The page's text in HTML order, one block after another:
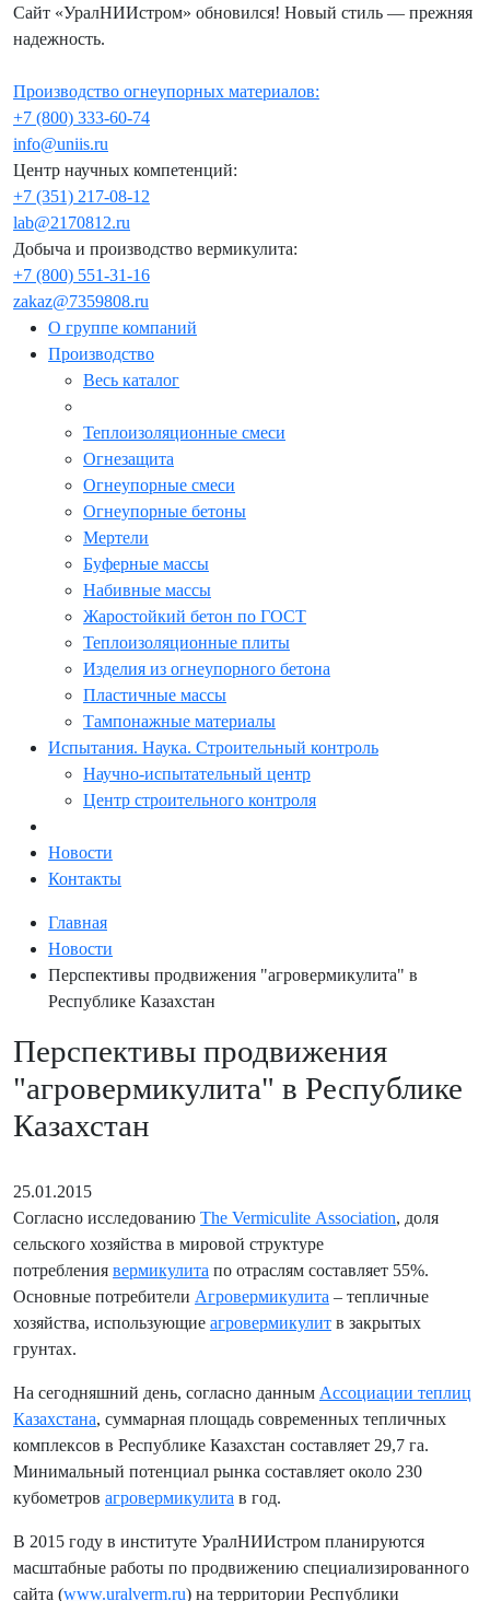
Сайт «УралНИИстром» обновился! Новый стиль — прежняя
надежность.
Производство огнеупорных материалов:
+7 (800) 333-60-74
info@uniis.ru
Центр научных компетенций:
+7 (351) 217-08-12
lab@2170812.ru
Добыча и производство вермикулита:
+7 (800) 551-31-16
zakaz@7359808.ru
О группе компаний
Производство
Весь каталог
Теплоизоляционные смеси
Огнезащита
Огнеупорные смеси
Огнеупорные бетоны
Мертели
Буферные массы
Набивные массы
Жаростойкий бетон по ГОСТ
Теплоизоляционные плиты
Изделия из огнеупорного бетона
Пластичные массы
Тампонажные материалы
Испытания. Наука. Строительный контроль
Научно-испытательный центр
Центр строительного контроля
Новости
Контакты
Главная
Новости
Перспективы продвижения "агровермикулита" в
Республике Казахстан
Перспективы продвижения
"агровермикулита" в Республике
Казахстан
25.01.2015
Согласно исследованию The Vermiculite Association, доля
сельского хозяйства в мировой структуре
потребления вермикулита по отраслям составляет 55%.
Основные потребители Агровермикулита – тепличные
хозяйства, использующие агровермикулит в закрытых
грунтах.
На сегодняшний день, согласно данным Ассоциации теплиц
Казахстана, суммарная площадь современных тепличных
комплексов в Республике Казахстан составляет 29,7 га.
Минимальный потенциал рынка составляет около 230
кубометров агровермикулита в год.
В 2015 году в институте УралНИИстром планируются
масштабные работы по продвижению специализированного
сайта (www.uralverm.ru) на территории Республики